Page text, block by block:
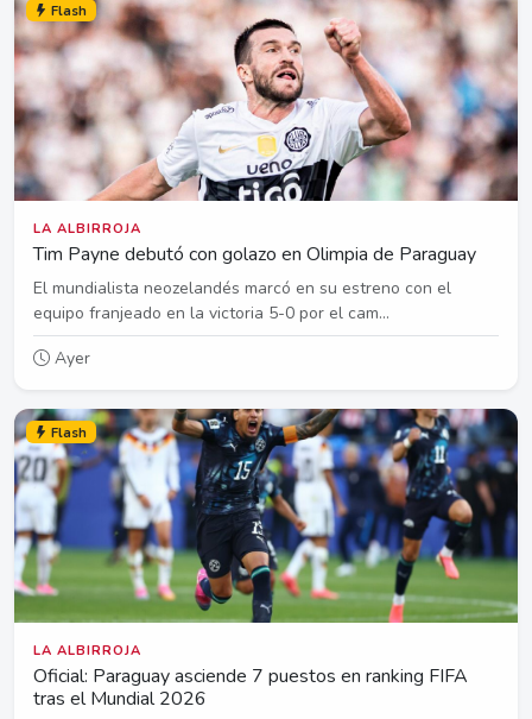
Flash
LA ALBIRROJA
Tim Payne debutó con golazo en Olimpia de Paraguay
El mundialista neozelandés marcó en su estreno con el
equipo franjeado en la victoria 5-0 por el cam...
Ayer
Flash
LA ALBIRROJA
Oficial: Paraguay asciende 7 puestos en ranking FIFA
tras el Mundial 2026